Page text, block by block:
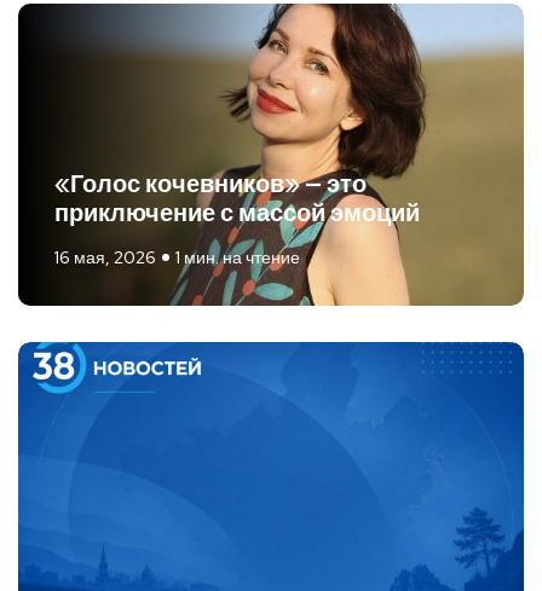
«Голос кочевников» — это
приключение с массой эмоций
16 мая, 2026 1 мин. на чтение